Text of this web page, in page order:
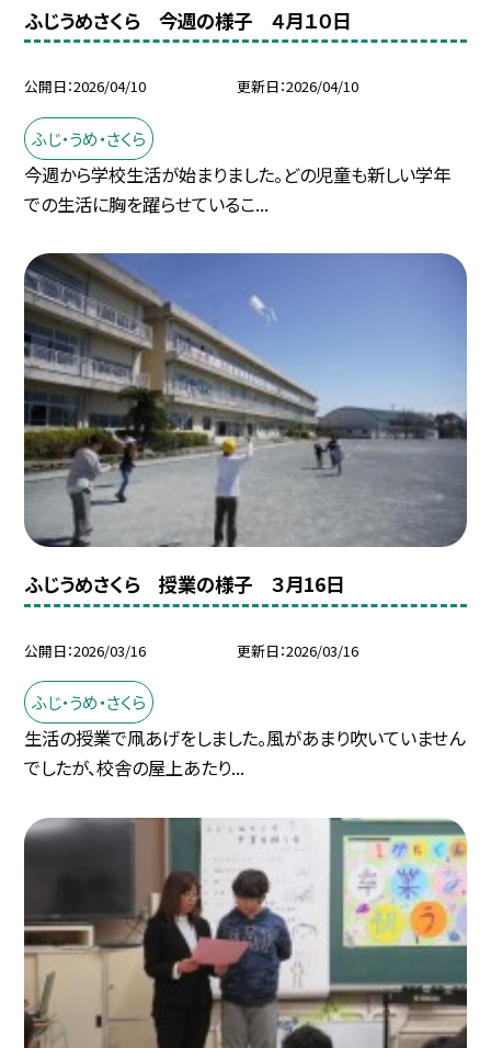
ふじうめさくら 今週の様子 ４月１０日
公開日 2026/04/10 更新日 2026/04/10
ふじ・うめ・さくら
今週から学校生活が始まりました。どの児童も新しい学年
での生活に胸を躍らせているこ...
ふじうめさくら 授業の様子 ３月16日
公開日 2026/03/16 更新日 2026/03/16
ふじ・うめ・さくら
生活の授業で凧あげをしました。風があまり吹いていません
でしたが、校舎の屋上あたり...